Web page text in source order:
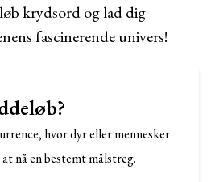
krydsord og lad dig
fascinerende univers!
hvor dyr eller mennesker
nå en bestemt målstreg.